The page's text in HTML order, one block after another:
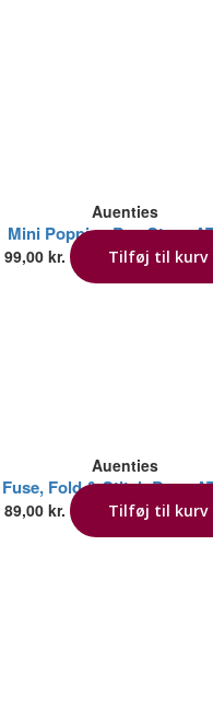
Auenties
Mini Poppins Bag Stays
99,00 kr. Tilføj til kurv
Auenties
Fuse, Fold & Stitch Bags
89,00 kr. Tilføj til kurv